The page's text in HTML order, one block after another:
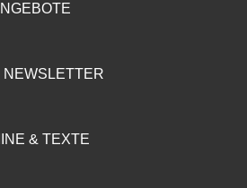
NEWSLETTER
& TEXTE